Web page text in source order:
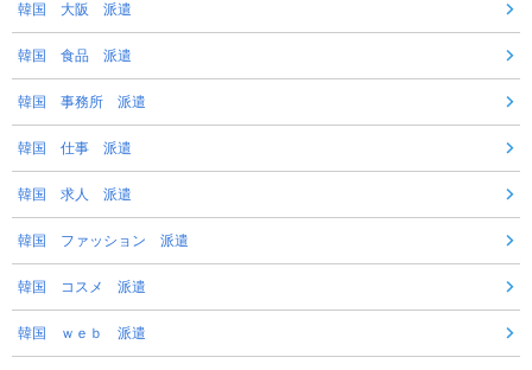
韓国 大阪 派遣
韓国 食品 派遣
韓国 事務所 派遣
韓国 仕事 派遣
韓国 求人 派遣
韓国 ファッション 派遣
韓国 コスメ 派遣
韓国 ｗｅｂ 派遣